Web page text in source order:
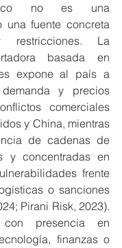
no es una
una fuente concreta
La
basada en
expone al país a
y precios
comerciales
y China, mientras
de cadenas de
y concentradas en
frente
o sanciones
Pirani Risk, 2023).
con presencia en
finanzas o